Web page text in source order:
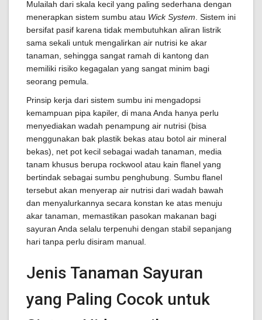
Mulailah dari skala kecil yang paling sederhana dengan
menerapkan sistem sumbu atau Wick System . Sistem ini
bersifat pasif karena tidak membutuhkan aliran listrik
sama sekali untuk mengalirkan air nutrisi ke akar
tanaman, sehingga sangat ramah di kantong dan
memiliki risiko kegagalan yang sangat minim bagi
seorang pemula.
Prinsip kerja dari sistem sumbu ini mengadopsi
kemampuan pipa kapiler, di mana Anda hanya perlu
menyediakan wadah penampung air nutrisi (bisa
menggunakan bak plastik bekas atau botol air mineral
bekas), net pot kecil sebagai wadah tanaman, media
tanam khusus berupa rockwool atau kain flanel yang
bertindak sebagai sumbu penghubung. Sumbu flanel
tersebut akan menyerap air nutrisi dari wadah bawah
dan menyalurkannya secara konstan ke atas menuju
akar tanaman, memastikan pasokan makanan bagi
sayuran Anda selalu terpenuhi dengan stabil sepanjang
hari tanpa perlu disiram manual.
Jenis Tanaman Sayuran
yang Paling Cocok untuk